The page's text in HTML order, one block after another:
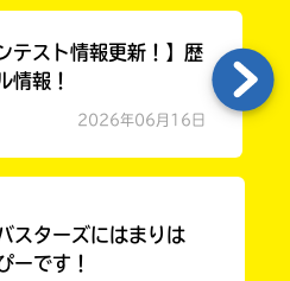
スト情報更新！】歴
情報！
2026年06月16日
スターズにはまりは
ーです！